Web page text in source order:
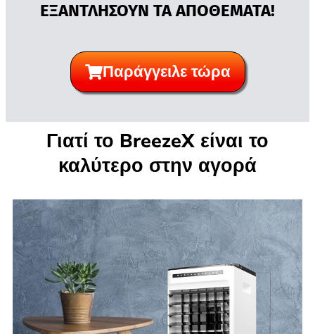
ΕΞΑΝΤΛΗΣΟΥΝ ΤΑ ΑΠΟΘΕΜΑΤΑ!
Παράγγειλε τώρα
Γιατί το BreezeX είναι το
καλύτερο στην αγορά